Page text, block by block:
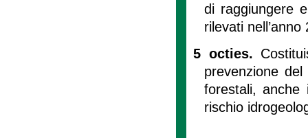
di raggiungere
rilevati nell’anno
5 octies.
prevenzione
forestali, anche
rischio